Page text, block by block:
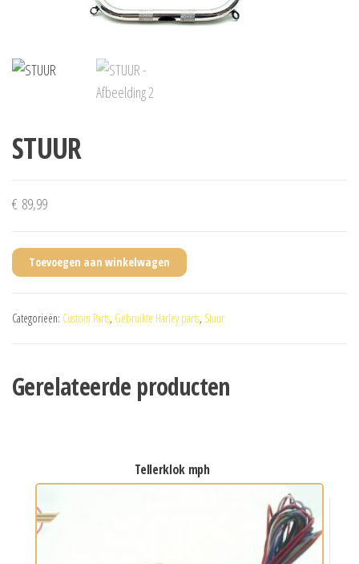
STUUR
€ 89,99
Toevoegen aan winkelwagen
Categorieën: Custom Parts, Gebruikte Harley parts, Stuur
Gerelateerde producten
tellerklok mph